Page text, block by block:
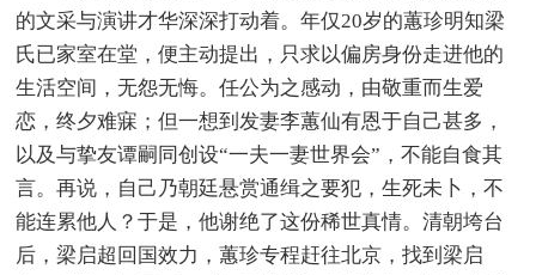
的文采与演讲才华深深打动着。年仅20岁的蕙珍明知梁
氏已家室在堂，便主动提出，只求以偏房身份走进他的
生活空间，无怨无悔。任公为之感动，由敬重而生爱
恋，终夕难寐；但一想到发妻李蕙仙有恩于自己甚多，
以及与挚友谭嗣同创设“一夫一妻世界会”，不能自食其
言。再说，自己乃朝廷悬赏通缉之要犯，生死未卜，不
能连累他人？于是，他谢绝了这份稀世真情。清朝垮台
后，梁启超回国效力，蕙珍专程赶往北京，找到梁启